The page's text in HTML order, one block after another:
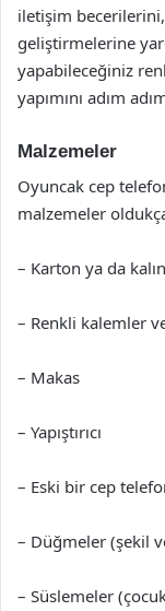
iletişim
geliştirmelerine
yapabileceğiniz
yapımını adım
Malzemeler
Oyuncak cep
malzemeler
– Karton ya da
– Renkli kalemler
– Makas
– Yapıştırıcı
– Eski bir cep
– Düğmeler (şekil
– Süslemeler